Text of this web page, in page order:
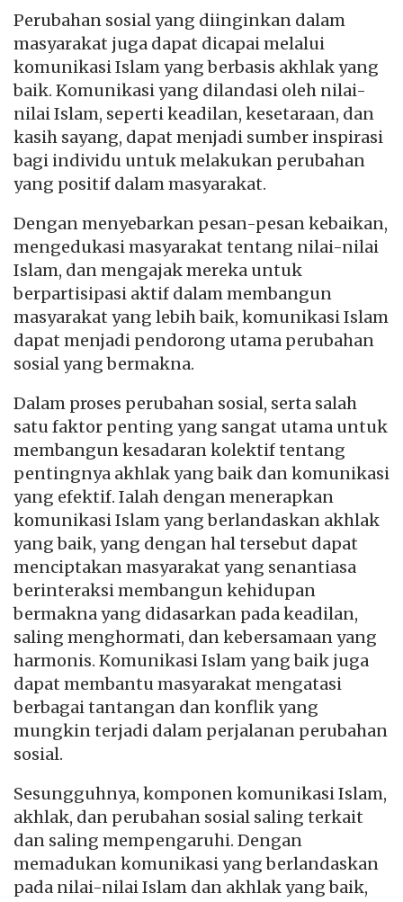
Perubahan sosial yang diinginkan dalam
masyarakat juga dapat dicapai melalui
komunikasi Islam yang berbasis akhlak yang
baik. Komunikasi yang dilandasi oleh nilai-
nilai Islam, seperti keadilan, kesetaraan, dan
kasih sayang, dapat menjadi sumber inspirasi
bagi individu untuk melakukan perubahan
yang positif dalam masyarakat.
Dengan menyebarkan pesan-pesan kebaikan,
mengedukasi masyarakat tentang nilai-nilai
Islam, dan mengajak mereka untuk
berpartisipasi aktif dalam membangun
masyarakat yang lebih baik, komunikasi Islam
dapat menjadi pendorong utama perubahan
sosial yang bermakna.
Dalam proses perubahan sosial, serta salah
satu faktor penting yang sangat utama untuk
membangun kesadaran kolektif tentang
pentingnya akhlak yang baik dan komunikasi
yang efektif. Ialah dengan menerapkan
komunikasi Islam yang berlandaskan akhlak
yang baik, yang dengan hal tersebut dapat
menciptakan masyarakat yang senantiasa
berinteraksi membangun kehidupan
bermakna yang didasarkan pada keadilan,
saling menghormati, dan kebersamaan yang
harmonis. Komunikasi Islam yang baik juga
dapat membantu masyarakat mengatasi
berbagai tantangan dan konflik yang
mungkin terjadi dalam perjalanan perubahan
sosial.
Sesungguhnya, komponen komunikasi Islam,
akhlak, dan perubahan sosial saling terkait
dan saling mempengaruhi. Dengan
memadukan komunikasi yang berlandaskan
pada nilai-nilai Islam dan akhlak yang baik,